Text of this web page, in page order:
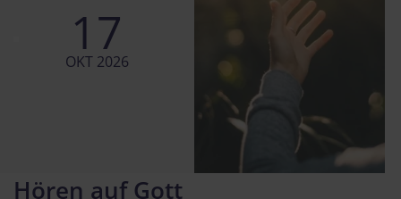
17
OKT 2026
Hören auf Gott